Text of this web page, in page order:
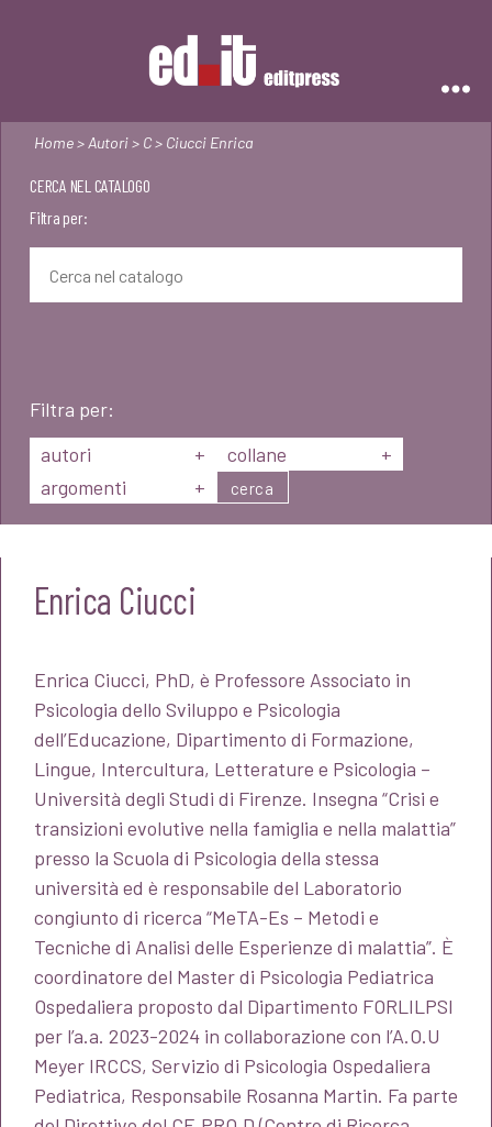
Home> Autori> C> Ciucci Enrica
CERCA NEL CATALOGO
Filtra per:
Filtra per:
autori
+ collane
+
argomenti
+ cerca
Enrica Ciucci
Enrica Ciucci, PhD, è Professore Associato in
Psicologia dello Sviluppo e Psicologia
dell’Educazione, Dipartimento di Formazione,
Lingue, Intercultura, Letterature e Psicologia –
Università degli Studi di Firenze. Insegna “Crisi e
transizioni evolutive nella famiglia e nella malattia”
presso la Scuola di Psicologia della stessa
università ed è responsabile del Laboratorio
congiunto di ricerca “MeTA-Es – Metodi e
Tecniche di Analisi delle Esperienze di malattia”. È
coordinatore del Master di Psicologia Pediatrica
Ospedaliera proposto dal Dipartimento FORLILPSI
per l’a.a. 2023-2024 in collaborazione con l’A.O.U
Meyer IRCCS, Servizio di Psicologia Ospedaliera
Pediatrica, Responsabile Rosanna Martin. Fa parte